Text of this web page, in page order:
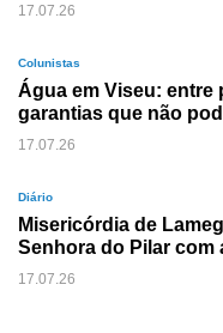
17.07.26
Colunistas
Água em Viseu: entre
garantias que não
17.07.26
Diário
Misericórdia de
Senhora do Pilar com
17.07.26